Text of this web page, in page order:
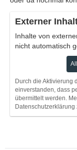
Externer
Inhalte von
nicht automatisch
Durch die Aktivierung
einverstanden, dass
übermittelt werden.